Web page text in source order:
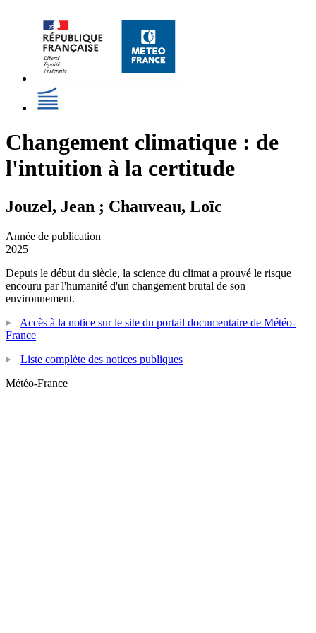
Changement climatique : de
l'intuition à la certitude
Jouzel, Jean ; Chauveau, Loïc
Année de publication
2025
Depuis le début du siècle, la science du climat a prouvé le risque
encouru par l'humanité d'un changement brutal de son
environnement.
Accès à la notice sur le site du portail documentaire de Météo-
France
Liste complète des notices publiques
Météo-France